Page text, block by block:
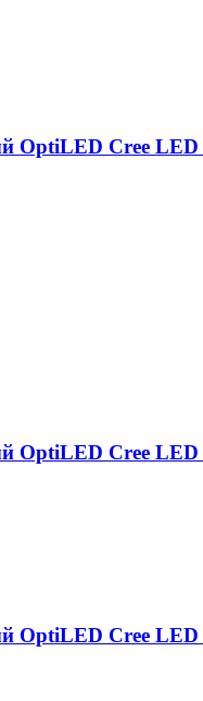
OptiLED Cree
OptiLED Cree
OptiLED Cree